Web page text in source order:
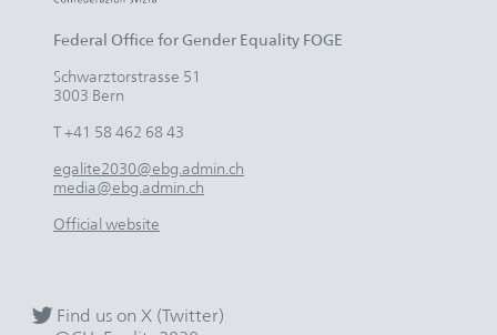
Federal Office for Gender Equality FOGE
Schwarztorstrasse 51
3003 Bern
T +41 58 462 68 43
egalite2030@ebg.admin.ch
media@ebg.admin.ch
Official website
Find us on X (Twitter)